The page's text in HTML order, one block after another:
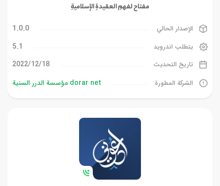
مفتاح لفهمِ العقيدةِ الإسلاميةِ
الإصدار الحالي 1.0.0
يتطلب اندرويد 5.1
تاريخ التحديث 18‏/12‏/2022
الشركة المطورة dorar net مؤسسة الدرر السنية